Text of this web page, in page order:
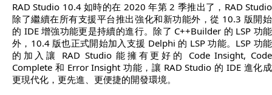
RAD Studio 10.4 如時的在 2020 年第 2 季推出了，RAD Studio
除了繼續在所有支援平台推出強化和新功能外，從 10.3 版開始
的 IDE 增強功能更是持續的進行。除了 C++Builder 的 LSP 功能
外，10.4 版也正式開始加入支援 Delphi 的 LSP 功能。LSP 功能
的加入讓 RAD Studio 能擁有更好的 Code Insight, Code
Complete 和 Error Insight 功能，讓 RAD Studio 的 IDE 進化成
更現代化，更先進、更便捷的開發環境。